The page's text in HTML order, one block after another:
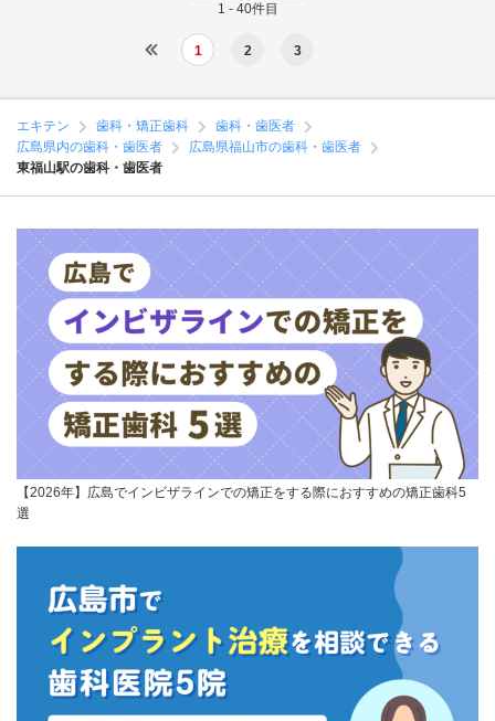
1 - 40件目
1 2 3
エキテン 歯科・矯正歯科
歯科・歯医者
広島県内の歯科・歯医者
広島県福山市の歯科・歯医者
東福山駅の歯科・歯医者
【2026年】広島でインビザラインでの矯正をする際におすすめの矯正歯科5
選